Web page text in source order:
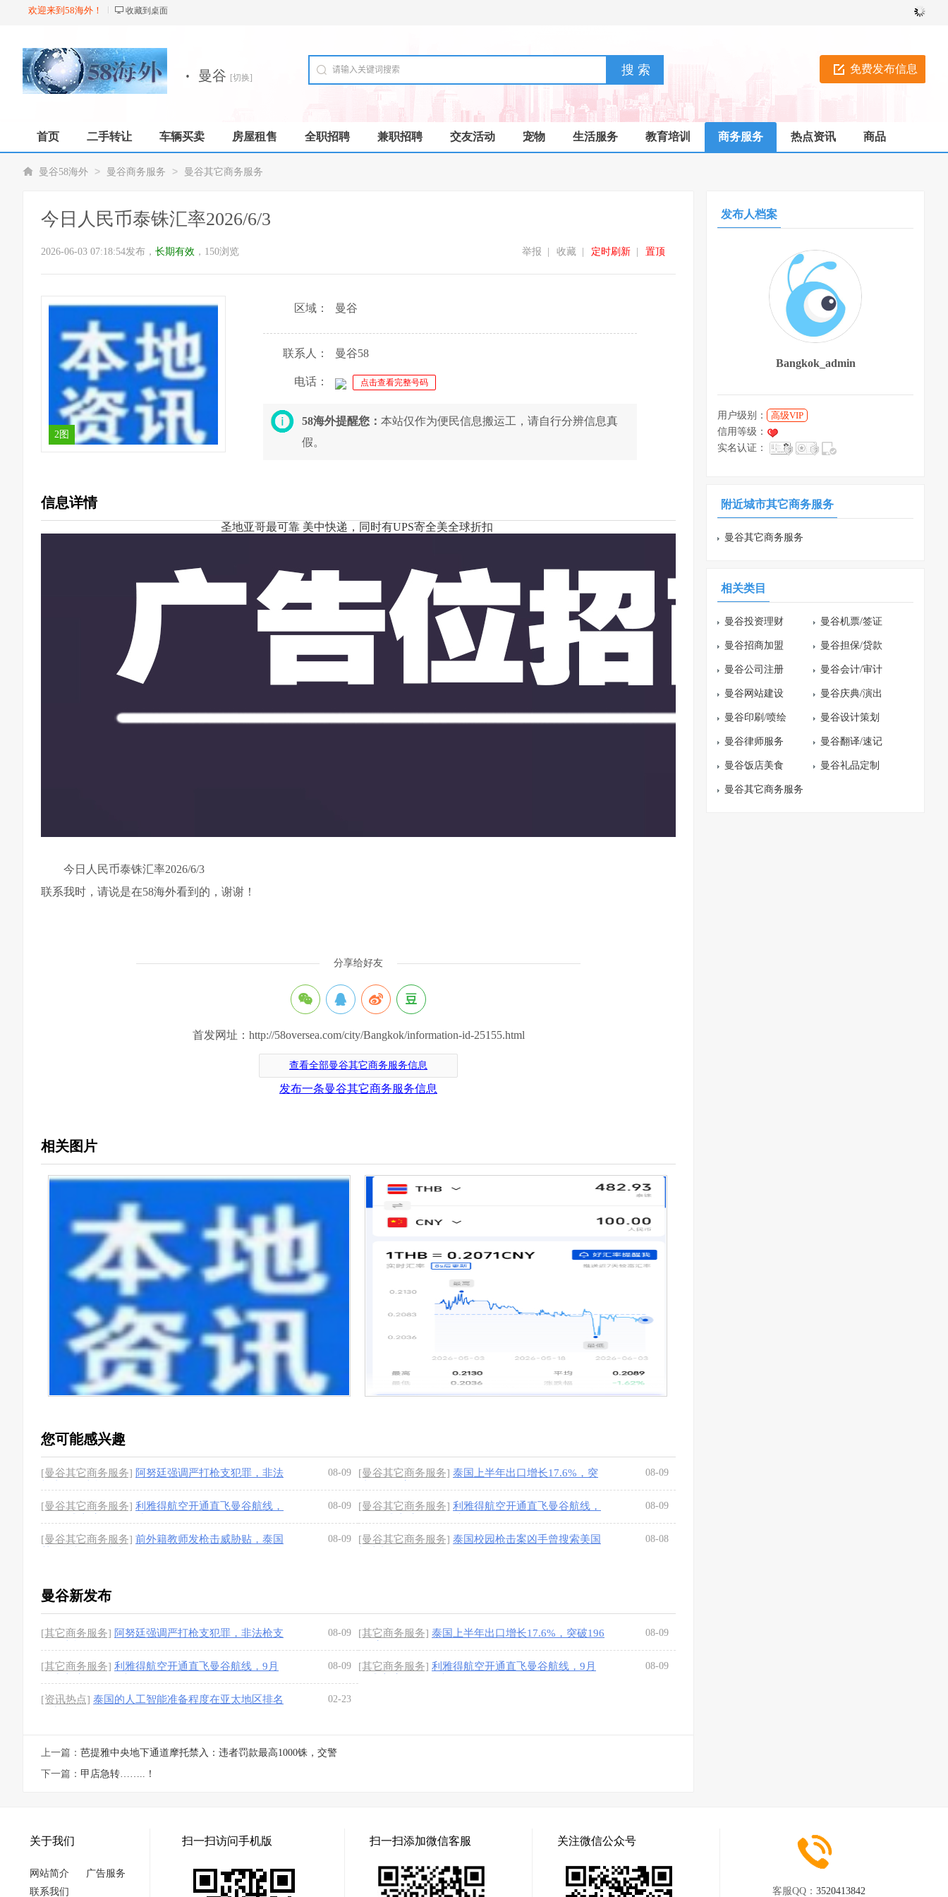
欢迎来到58海外！ 收藏到桌面
免费发布信息
· 曼谷 [切换]
首页 二手转让 车辆买卖 房屋租售 全职招聘 兼职招聘 交友活动 宠物 生活服务 教育培训 商务服务 热点资讯 商品
店铺
曼谷58海外 > 曼谷商务服务 > 曼谷其它商务服务
今日人民币泰铢汇率2026/6/3
2026-06-03 07:18:54发布， 长期有效 ，150浏览 置顶
定时刷新
收藏
举报
2图
区域： 曼谷
联系人： 曼谷58
电话： 点击查看完整号码
58海外提醒您： 本站仅作为便民信息搬运工，请自行分辨信息真
假。
信息详情
圣地亚哥最可靠 美中快递，同时有UPS寄全美全球折扣
今日人民币泰铢汇率2026/6/3
联系我时，请说是在58海外看到的，谢谢！
分享给好友
首发网址：http://58oversea.com/city/Bangkok/information-id-25155.html
查看全部曼谷其它商务服务信息
发布一条曼谷其它商务服务信息
相关图片
您可能感兴趣
[曼谷其它商务服务] 阿努廷强调严打枪支犯罪，非法
08-09 [曼谷其它商务服务] 泰国上半年出口增长17.6%，突
08-09
[曼谷其它商务服务] 利雅得航空开通直飞曼谷航线，
08-09 [曼谷其它商务服务] 利雅得航空开通直飞曼谷航线，
08-09
[曼谷其它商务服务] 前外籍教师发枪击威胁贴，泰国
08-09 [曼谷其它商务服务] 泰国校园枪击案凶手曾搜索美国
08-08
曼谷新发布
[其它商务服务] 阿努廷强调严打枪支犯罪，非法枪支
08-09 [其它商务服务] 泰国上半年出口增长17.6%，突破196
08-09
[其它商务服务] 利雅得航空开通直飞曼谷航线，9月
08-09 [其它商务服务] 利雅得航空开通直飞曼谷航线，9月
08-09
[资讯热点] 泰国的人工智能准备程度在亚太地区排名
02-23
上一篇： 芭提雅中央地下通道摩托禁入：违者罚款最高1000铢，交警
下一篇： 甲店急转……..！
发布人档案
Bangkok_admin
用户级别：
高级VIP
信用等级：
实名认证：
附近城市其它商务服务
曼谷其它商务服务
相关类目
曼谷投资理财 曼谷机票/签证
曼谷招商加盟 曼谷担保/贷款
曼谷公司注册 曼谷会计/审计
曼谷网站建设 曼谷庆典/演出
曼谷印刷/喷绘 曼谷设计策划
曼谷律师服务 曼谷翻译/速记
曼谷饭店美食 曼谷礼品定制
曼谷其它商务服务
关于我们
网站简介
广告服务
联系我们
扫一扫访问手机版 扫一扫添加微信客服 关注微信公众号
客服QQ： 3520413842